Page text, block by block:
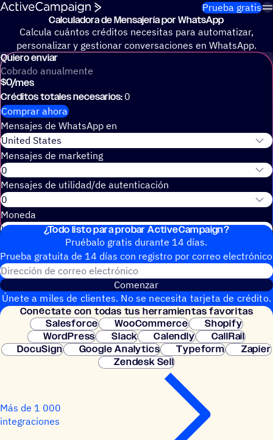
Saltar al contenido Prueba gratis
Calcu­la­dora de Mensa­je­ría por WhatsApp
Calcula cuántos créditos necesitas para automatizar,
personalizar y gestionar conversaciones en WhatsApp.
Mensajes de WhatsApp en
Mensajes de marketing
Mensajes de utilidad/de autenticación
Moneda
Quiero enviar
Cobrado anualmente
$0/mes
Créditos totales necesarios: 0
Comprar ahora
¿Todo listo para probar ActiveCampaign?
Pruébalo gratis durante 14 días.
Prueba gratuita de 14 días con regis­tro por correo electrónico
Dirección de correo electrónico
Comenzar
Únete a miles de clientes. No se necesita tarjeta de crédito.
Configuración instantánea.
Conéc­tate con todas tus herramientas favoritas
Salesforce
WooCommerce
Shopify
WordPress
Slack Calendly
CallRail
DocuSign
Google Analytics Typeform
Zapier
Zendesk Sell
Más de 1 000
integraciones